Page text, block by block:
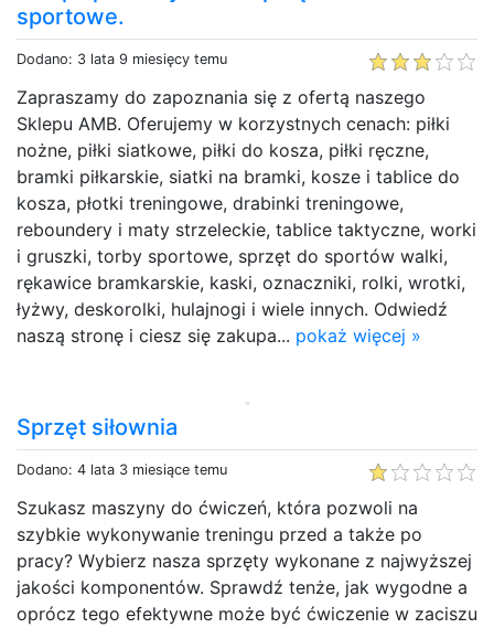
sportowe.
Dodano: 3 lata 9 miesięcy temu
Zapraszamy do zapoznania się z ofertą naszego
Sklepu AMB. Oferujemy w korzystnych cenach: piłki
nożne, piłki siatkowe, piłki do kosza, piłki ręczne,
bramki piłkarskie, siatki na bramki, kosze i tablice do
kosza, płotki treningowe, drabinki treningowe,
reboundery i maty strzeleckie, tablice taktyczne, worki
i gruszki, torby sportowe, sprzęt do sportów walki,
rękawice bramkarskie, kaski, oznaczniki, rolki, wrotki,
łyżwy, deskorolki, hulajnogi i wiele innych. Odwiedź
naszą stronę i ciesz się zakupa... pokaż więcej »
Sprzęt siłownia
Dodano: 4 lata 3 miesiące temu
Szukasz maszyny do ćwiczeń, która pozwoli na
szybkie wykonywanie treningu przed a także po
pracy? Wybierz nasza sprzęty wykonane z najwyższej
jakości komponentów. Sprawdź tenże, jak wygodne a
oprócz tego efektywne może być ćwiczenie w zaciszu